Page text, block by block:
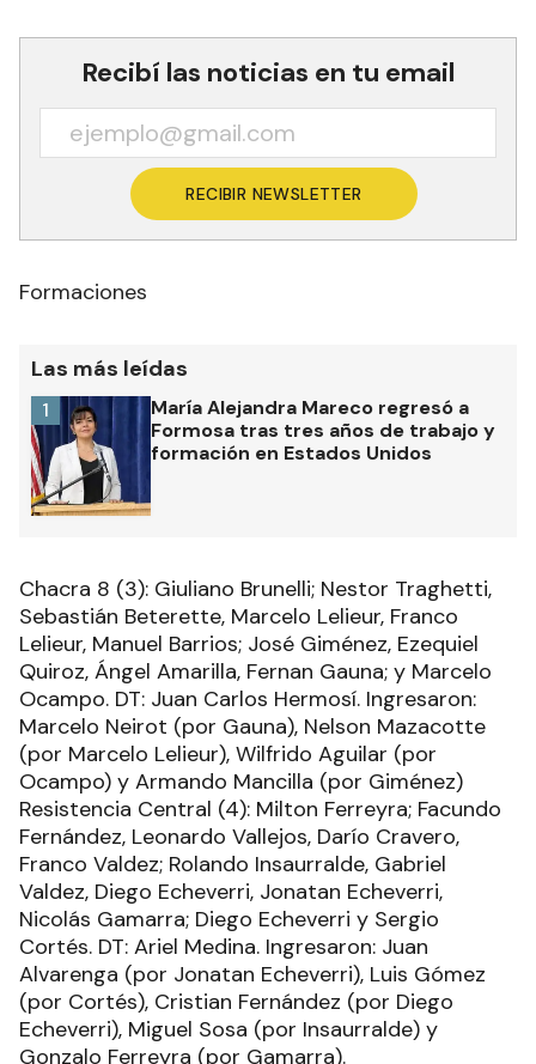
Recibí las noticias en tu email
RECIBIR NEWSLETTER
Formaciones
Las más leídas
María Alejandra Mareco regresó a
Formosa tras tres años de trabajo y
formación en Estados Unidos
1
Chacra 8 (3): Giuliano Brunelli; Nestor Traghetti,
Sebastián Beterette, Marcelo Lelieur, Franco
Lelieur, Manuel Barrios; José Giménez, Ezequiel
Quiroz, Ángel Amarilla, Fernan Gauna; y Marcelo
Ocampo. DT: Juan Carlos Hermosí. Ingresaron:
Marcelo Neirot (por Gauna), Nelson Mazacotte
(por Marcelo Lelieur), Wilfrido Aguilar (por
Ocampo) y Armando Mancilla (por Giménez)
Resistencia Central (4): Milton Ferreyra; Facundo
Fernández, Leonardo Vallejos, Darío Cravero,
Franco Valdez; Rolando Insaurralde, Gabriel
Valdez, Diego Echeverri, Jonatan Echeverri,
Nicolás Gamarra; Diego Echeverri y Sergio
Cortés. DT: Ariel Medina. Ingresaron: Juan
Alvarenga (por Jonatan Echeverri), Luis Gómez
(por Cortés), Cristian Fernández (por Diego
Echeverri), Miguel Sosa (por Insaurralde) y
Gonzalo Ferreyra (por Gamarra).